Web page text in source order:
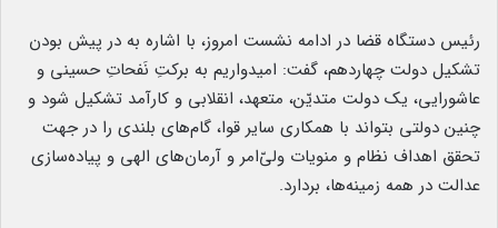
رئیس دستگاه قضا در ادامه نشست امروز، با اشاره به در پیش بودن
تشکیل دولت چهاردهم، گفت: امیدواریم به برکتِ نَفحاتِ حسینی و
عاشورایی، یک دولت متدیّن، متعهد، انقلابی و کارآمد تشکیل شود و
چنین دولتی بتواند با همکاری سایر قوا، گام‌های بلندی را در جهت
تحقق اهداف نظام و منویات ولیّ‌امر و آرمان‌های الهی و پیاده‌سازی
عدالت در همه زمینه‌ها، بردارد.